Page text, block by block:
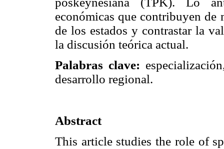
económicas que contribuyen de
de los estados y contrastar la
la discusión teórica actual.
Palabras clave:
desarrollo regional.
Abstract
This article studies the role of